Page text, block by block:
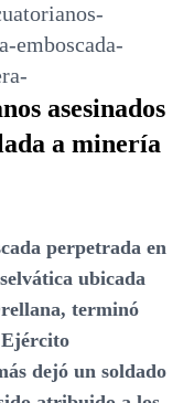
emboscada-
asesinados
a minería
perpetrada en
ubicada
terminó
dejó un soldado